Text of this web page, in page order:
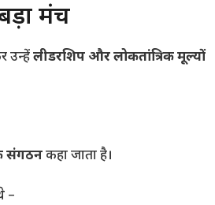
मंच
उन्हेंलीडरशिप और लोकतांत्रिक मूल्यों
संगठनकहा जाता है।
–